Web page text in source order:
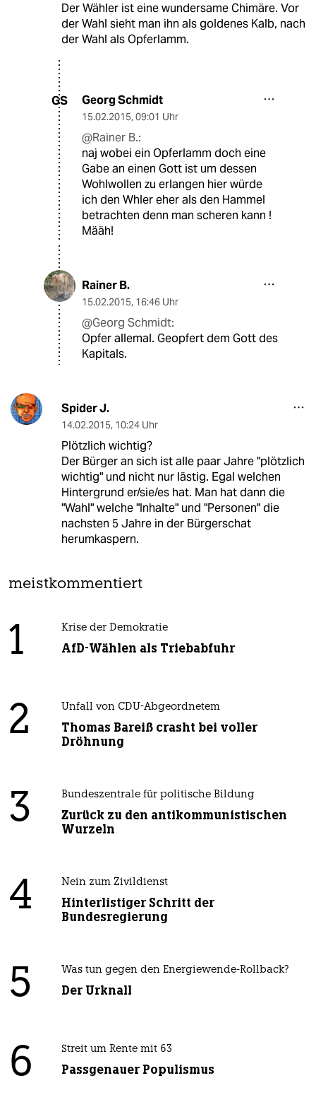
Der Wähler ist eine wundersame Chimäre. Vor
der Wahl sieht man ihn als goldenes Kalb, nach
der Wahl als Opferlamm.
GS Georg Schmidt
15.02.2015, 09:01 Uhr
@Rainer B.:
naj wobei ein Opferlamm doch eine
Gabe an einen Gott ist um dessen
Wohlwollen zu erlangen hier würde
ich den Whler eher als den Hammel
betrachten denn man scheren kann !
Määh!
Rainer B.
15.02.2015, 16:46 Uhr
@Georg Schmidt:
Opfer allemal. Geopfert dem Gott des
Kapitals.
Spider J.
14.02.2015, 10:24 Uhr
Plötzlich wichtig?
Der Bürger an sich ist alle paar Jahre "plötzlich
wichtig" und nicht nur lästig. Egal welchen
Hintergrund er/sie/es hat. Man hat dann die
"Wahl" welche "Inhalte" und "Personen" die
nachsten 5 Jahre in der Bürgerschat
herumkaspern.
meistkommentiert
1 Krise der Demokratie
AfD-Wählen als Triebabfuhr
2 Unfall von CDU-Abgeordnetem
Thomas Bareiß crasht bei voller
Dröhnung
3 Bundeszentrale für politische Bildung
Zurück zu den antikommunistischen
Wurzeln
4 Nein zum Zivildienst
Hinterlistiger Schritt der
Bundesregierung
5 Was tun gegen den Energiewende-Rollback?
Der Urknall
6 Streit um Rente mit 63
Passgenauer Populismus